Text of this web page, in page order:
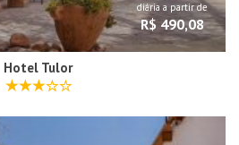
diária a partir de
R$ 490,08
Hotel Tulor